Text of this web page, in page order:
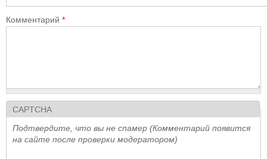
Комментарий *
CAPTCHA
Подтвердите, что вы не спамер (Комментарий появится
на сайте после проверки модератором)